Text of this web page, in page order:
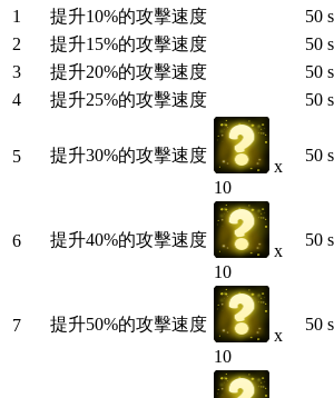
1
提升10%的攻擊速度 50
2
提升15%的攻擊速度 50
3
提升20%的攻擊速度 50
4
提升25%的攻擊速度 50
5 提升30%的攻擊速度
x
10
50
6 提升40%的攻擊速度
x
10
50
7 提升50%的攻擊速度
x
10
50